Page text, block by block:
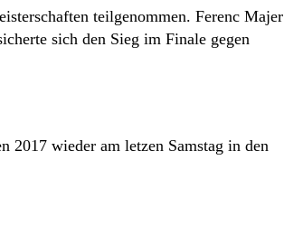
teilgenommen. Ferenc Majer
sich den Sieg im Finale gegen
2017 wieder am letzen Samstag in den